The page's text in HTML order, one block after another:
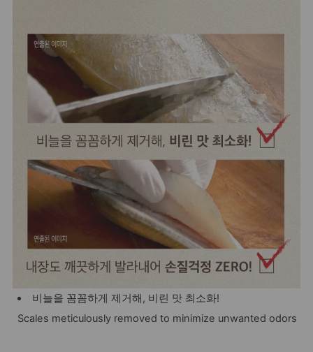
비늘을 꼼꼼하게 제거해, 비린 맛 최소화!
Scales meticulously removed to minimize unwanted odors